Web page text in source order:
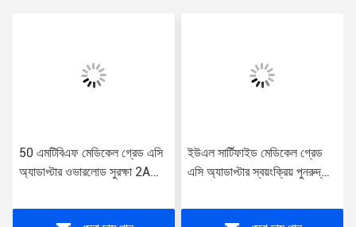
50 এমটিবিএফ মেডিকেল গ্রেড এসি
অ্যাডাপ্টার ওভারলোড সুরক্ষা 2A
ইউএল সার্টিফাইড মেডিকেল গ্রেড
এসি অ্যাডাপ্টার স্বয়ংক্রিয় পুনরুদ্ধার
/ ইইউ / ইউকে / এউ প্লাগ 2A